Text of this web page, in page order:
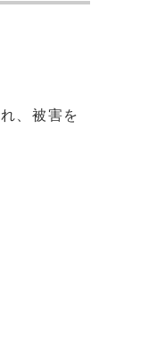
、被害を